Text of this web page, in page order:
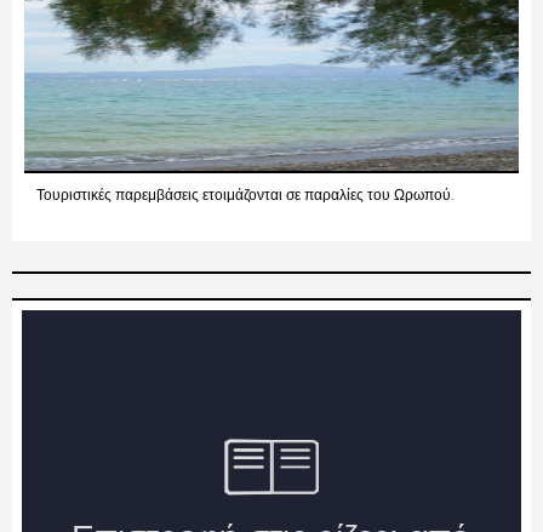
Τουριστικές παρεμβάσεις ετοιμάζονται σε παραλίες του Ωρωπού.